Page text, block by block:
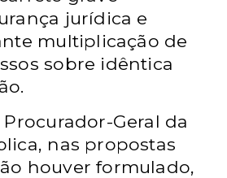
jurídica e
multiplicação de
sobre idêntica
Procurador-Geral da
nas propostas
houver formulado,